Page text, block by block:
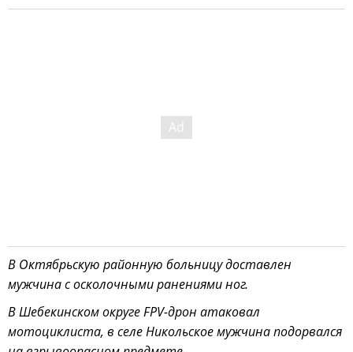
В Октябрьскую районную больницу доставлен
мужчина с осколочными ранениями ног.
В Шебекинском округе FPV-дрон атаковал
мотоциклиста, в селе Никольское мужчина подорвался